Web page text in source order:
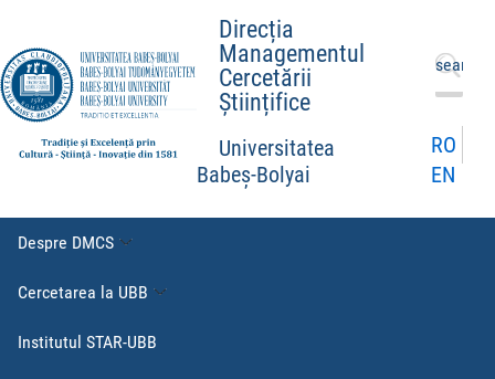
Direcția
Managementul
Cercetării
Științifice
Universitatea
Babeș-Bolyai
Caută
după:
RO
EN
Despre DMCS
Cercetarea la UBB
Institutul STAR-UBB